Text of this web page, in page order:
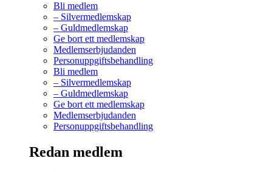
Bli medlem
– Silvermedlemskap
– Guldmedlemskap
Ge bort ett medlemskap
Medlemserbjudanden
Personuppgiftsbehandling
Bli medlem
– Silvermedlemskap
– Guldmedlemskap
Ge bort ett medlemskap
Medlemserbjudanden
Personuppgiftsbehandling
Redan medlem